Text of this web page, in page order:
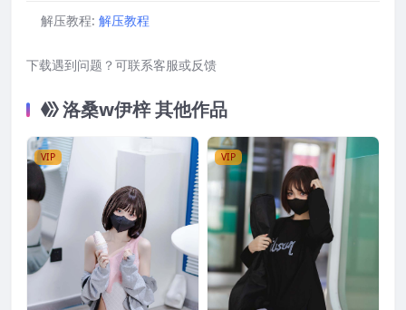
解压教程: 解压教程
下载遇到问题？可联系客服或反馈
洛桑w伊梓 其他作品
VIP VIP